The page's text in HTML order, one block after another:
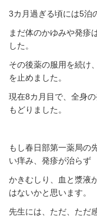
3カ月過ぎる頃には5泊
まだ体のかゆみや発疹
した。
その後薬の服用を続け
を止めました。
現在8カ月目で、全身
もどりました。
もし春日部第一薬局の
い痒み、発疹が治らず
かきむしり、血と漿液
はないかと思います。
先生には、ただ、ただ